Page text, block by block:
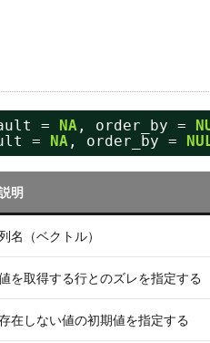
= NA , order_by =
= NA , order_by =
明
名（ベクトル）
を取得する行とのズレを指定する
在しない値の初期値を指定する